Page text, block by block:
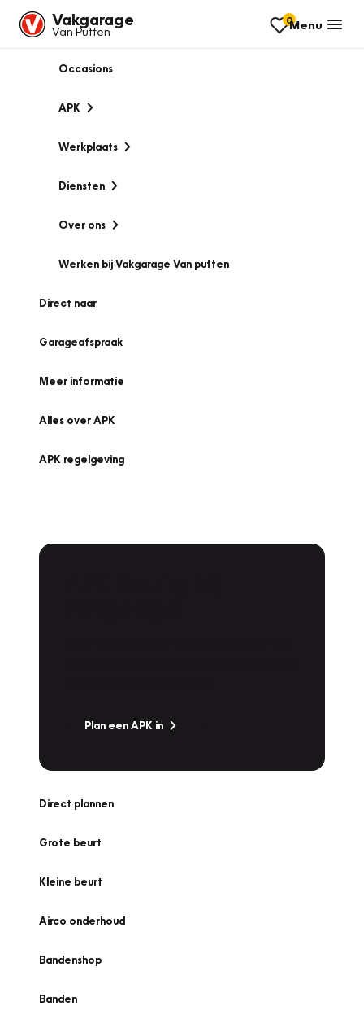
Vakgarage
Van Putten
0Menu
Occasions
APK
Werkplaats
Diensten
Over ons
Werken bij Vakgarage Van putten
Direct naar
Garageafspraak
Meer informatie
Alles over APK
APK regelgeving
Plan een APK in
Direct plannen
Grote beurt
Kleine beurt
Airco onderhoud
Bandenshop
Banden